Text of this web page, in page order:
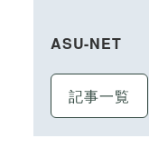
ASU-NET
記事一覧